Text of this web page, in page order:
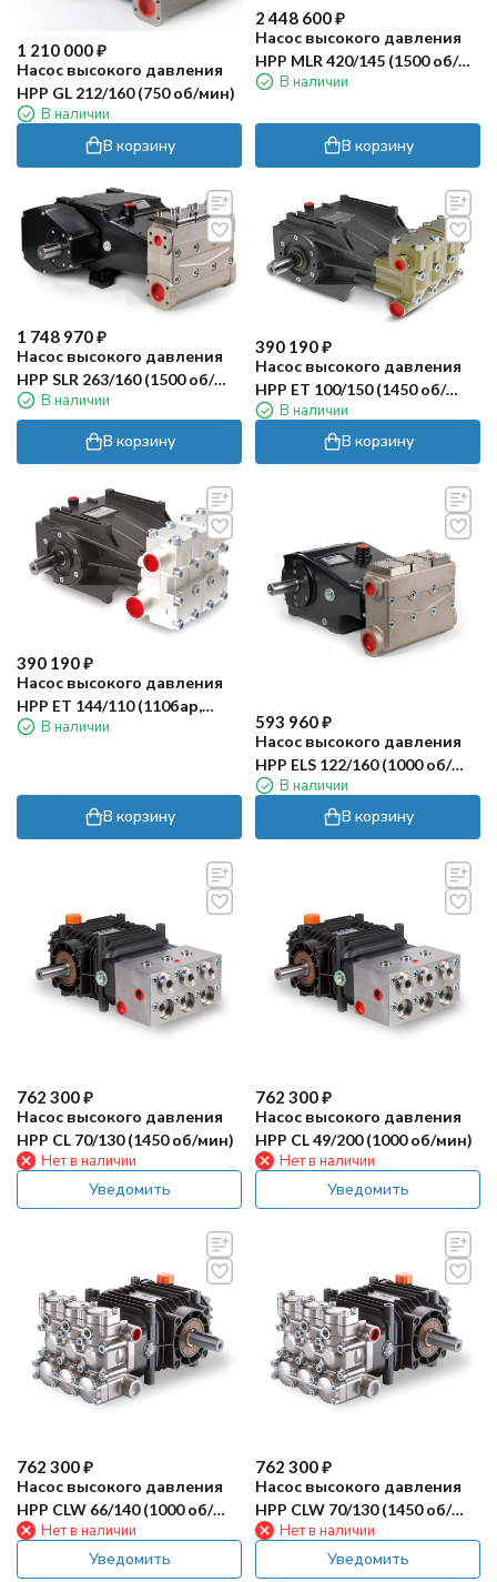
1 210 000₽
Насос высокого давления
HPP GL 212/160 (750 об/мин)
В наличии
В корзину
2 448 600₽
Насос высокого давления
HPP MLR 420/145 (1500 об/
мин)В наличии
В корзину
1 748 970₽
Насос высокого давления
HPP SLR 263/160 (1500 об/
мин)В наличии
В корзину
390 190₽
Насос высокого давления
HPP ET 100/150 (1450 об/
мин)В наличии
В корзину
390 190₽
Насос высокого давления
HPP ET 144/110 (110бар,
144л/мин, 1750 об/мин)
В наличии
В корзину
593 960₽
Насос высокого давления
HPP ELS 122/160 (1000 об/
мин)В наличии
В корзину
762 300₽
Насос высокого давления
HPP CL 70/130 (1450 об/мин)
Нет в наличии
Уведомить
762 300₽
Насос высокого давления
HPP CL 49/200 (1000 об/мин)
Нет в наличии
Уведомить
762 300₽
Насос высокого давления
HPP CLW 66/140 (1000 об/
мин)Нет в наличии
Уведомить
762 300₽
Насос высокого давления
HPP CLW 70/130 (1450 об/
мин)Нет в наличии
Уведомить